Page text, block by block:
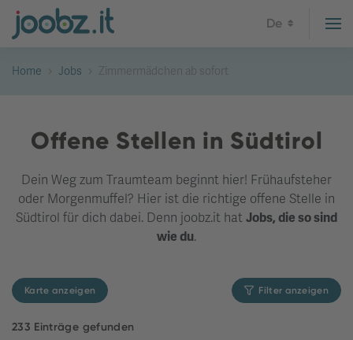
De
Home Jobs Zimmermädchen ab sofort
Offene Stellen in Südtirol
Dein Weg zum Traumteam beginnt hier! Frühaufsteher
oder Morgenmuffel? Hier ist die richtige offene Stelle in
Südtirol für dich dabei. Denn joobz.it hat Jobs, die so sind
wie du.
Karte anzeigen Filter anzeigen
233 Einträge gefunden